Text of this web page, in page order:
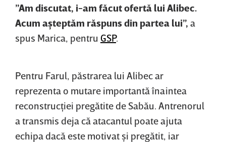
”Am discutat, i-am făcut ofertă lui Alibec.
Acum aşteptăm răspuns din partea lui”, a
spus Marica, pentru GSP.
Pentru Farul, păstrarea lui Alibec ar
reprezenta o mutare importantă înaintea
reconstrucţiei pregătite de Sabău. Antrenorul
a transmis deja că atacantul poate ajuta
echipa dacă este motivat şi pregătit, iar